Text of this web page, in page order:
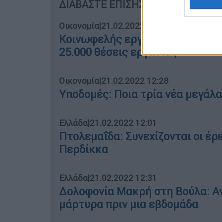
ΔΙΑΒΑΣΤΕ ΕΠΙΣΗΣ
Οικονομία|21.02.2022 12:13
Κοινωφελής εργασία ΟΑΕΔ:
25.000 θέσεις εργασίας
Οικονομία|21.02.2022 12:28
Υποδομές: Ποια τρία νέα
Ελλάδα|21.02.2022 12:01
Πτολεμαΐδα: Συνεχίζονται οι
Περδίκκα
Ελλάδα|21.02.2022 12:31
Δολοφονία Μακρή στη Βούλα:
μάρτυρα πριν μια εβδομάδα